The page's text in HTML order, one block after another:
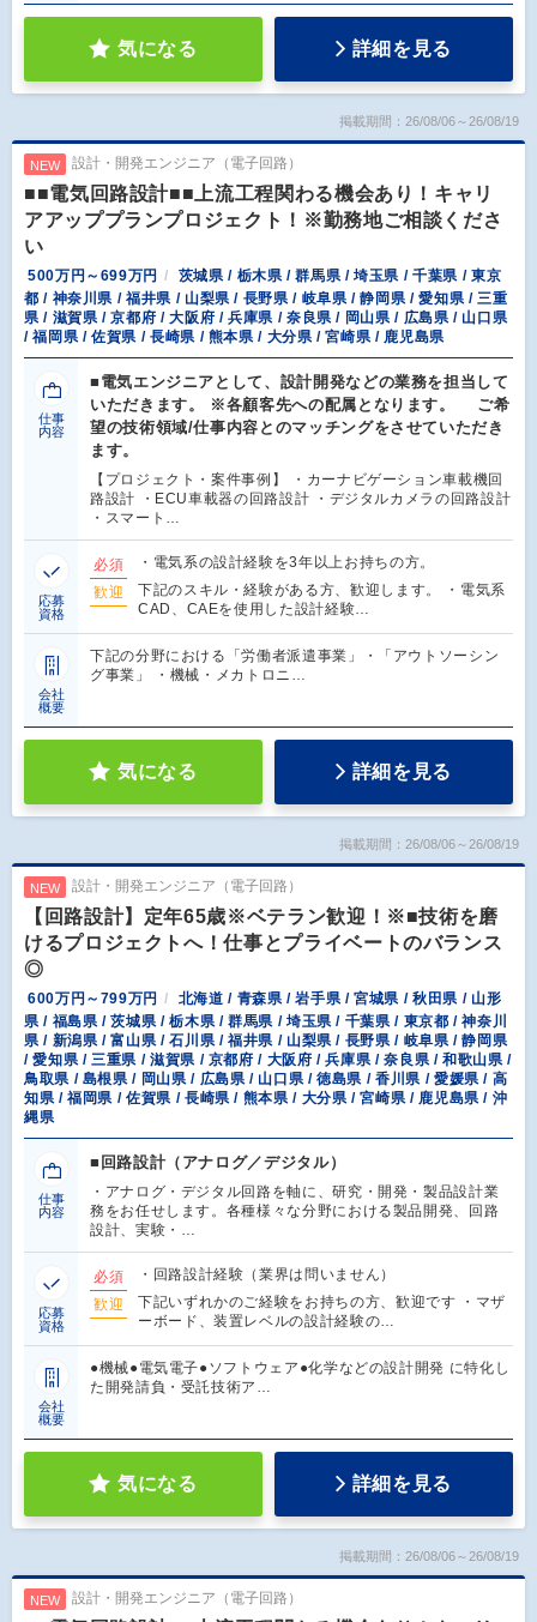
気になる 詳細を見る
掲載期間：26/08/06～26/08/19
NEW 設計・開発エンジニア（電子回路）
■■電気回路設計■■上流工程関わる機会あり！キャリ
アアッププランプロジェクト！※勤務地ご相談くださ
い
500万円～699万円
茨城県 / 栃木県 / 群馬県 / 埼玉県 / 千葉県 / 東京
都 / 神奈川県 / 福井県 / 山梨県 / 長野県 / 岐阜県 / 静岡県 / 愛知県 / 三重
県 / 滋賀県 / 京都府 / 大阪府 / 兵庫県 / 奈良県 / 岡山県 / 広島県 / 山口県
/ 福岡県 / 佐賀県 / 長崎県 / 熊本県 / 大分県 / 宮崎県 / 鹿児島県
仕事
内容
■電気エンジニアとして、設計開発などの業務を担当して
いただきます。 ※各顧客先への配属となります。 ご希
望の技術領域/仕事内容とのマッチングをさせていただき
ます。
【プロジェクト・案件事例】 ・カーナビゲーション車載機回
路設計 ・ECU車載器の回路設計 ・デジタルカメラの回路設計
・スマート…
応募
資格
必須
・電気系の設計経験を3年以上お持ちの方。
歓迎
下記のスキル・経験がある方、歓迎します。 ・電気系
CAD、CAEを使用した設計経験…
会社
概要
下記の分野における「労働者派遣事業」・「アウトソーシン
グ事業」 ・機械・メカトロニ…
気になる 詳細を見る
掲載期間：26/08/06～26/08/19
NEW 設計・開発エンジニア（電子回路）
【回路設計】定年65歳※ベテラン歓迎！※■技術を磨
けるプロジェクトへ！仕事とプライベートのバランス
◎
600万円～799万円
北海道 / 青森県 / 岩手県 / 宮城県 / 秋田県 / 山形
県 / 福島県 / 茨城県 / 栃木県 / 群馬県 / 埼玉県 / 千葉県 / 東京都 / 神奈川
県 / 新潟県 / 富山県 / 石川県 / 福井県 / 山梨県 / 長野県 / 岐阜県 / 静岡県
/ 愛知県 / 三重県 / 滋賀県 / 京都府 / 大阪府 / 兵庫県 / 奈良県 / 和歌山県 /
鳥取県 / 島根県 / 岡山県 / 広島県 / 山口県 / 徳島県 / 香川県 / 愛媛県 / 高
知県 / 福岡県 / 佐賀県 / 長崎県 / 熊本県 / 大分県 / 宮崎県 / 鹿児島県 / 沖
縄県
仕事
内容
■回路設計（アナログ／デジタル）
・アナログ・デジタル回路を軸に、研究・開発・製品設計業
務をお任せします。各種様々な分野における製品開発、回路
設計、実験・…
応募
資格
必須
・回路設計経験（業界は問いません）
歓迎
下記いずれかのご経験をお持ちの方、歓迎です ・マザ
ーボード、装置レベルの設計経験の…
会社
概要
●機械●電気電子●ソフトウェア●化学などの設計開発 に特化し
た開発請負・受託技術ア…
気になる 詳細を見る
掲載期間：26/08/06～26/08/19
NEW 設計・開発エンジニア（電子回路）